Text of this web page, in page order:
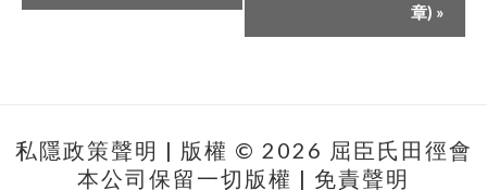
章) »
私隱政策聲明 | 版權 © 2026 屈臣氏田徑會
本公司保留一切版權 | 免責聲明